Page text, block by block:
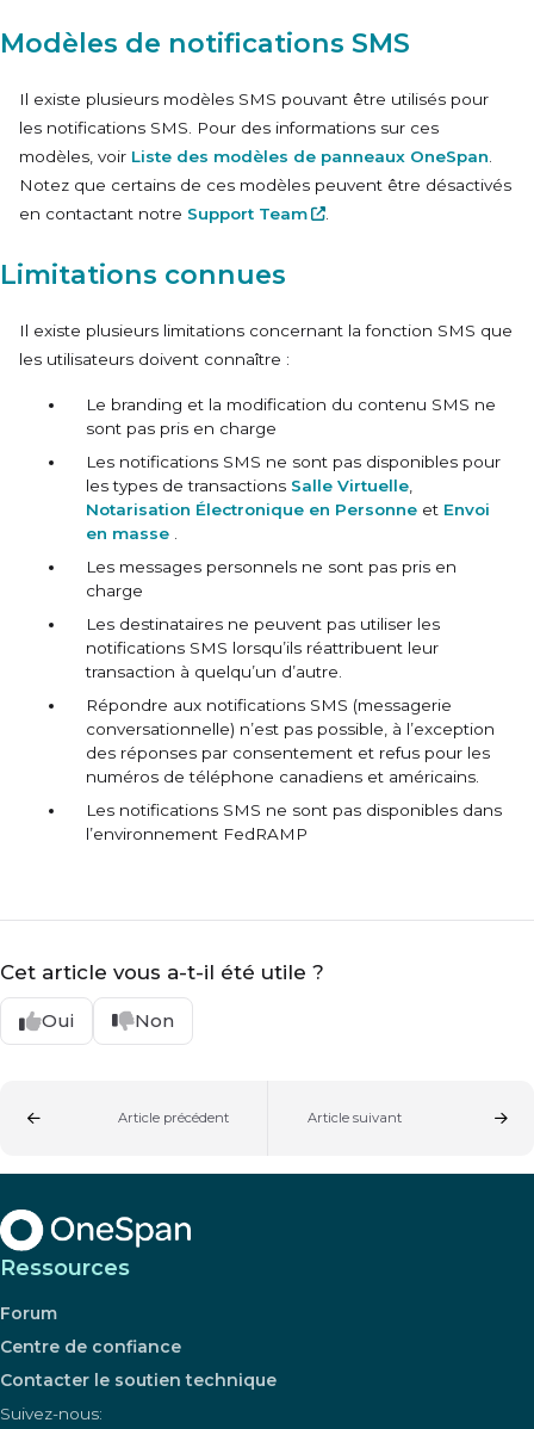
Modèles de notifications SMS
Il existe plusieurs modèles SMS pouvant être utilisés pour
les notifications SMS. Pour des informations sur ces
modèles, voir Liste des modèles de panneaux OneSpan
Notez que certains de ces modèles peuvent être désactivés
en contactant notre Support Team
Limitations connues
Il existe plusieurs limitations concernant la fonction SMS que
les utilisateurs doivent connaître :
Le branding et la modification du contenu SMS ne
sont pas pris en charge
Les notifications SMS ne sont pas disponibles pour
les types de transactions Salle Virtuelle
Notarisation Électronique en Personne et Envoi
en masse
Les messages personnels ne sont pas pris en
charge
Les destinataires ne peuvent pas utiliser les
notifications SMS lorsqu’ils réattribuent leur
transaction à quelqu’un d’autre.
Répondre aux notifications SMS (messagerie
conversationnelle) n’est pas possible, à l’exception
des réponses par consentement et refus pour les
numéros de téléphone canadiens et américains.
Les notifications SMS ne sont pas disponibles dans
l’environnement FedRAMP
Cet article vous a-t-il été utile ?
Oui Non
Article précédent Article suivant
Ressources
Forum
Centre de confiance
Contacter le soutien technique
Suivez-nous: